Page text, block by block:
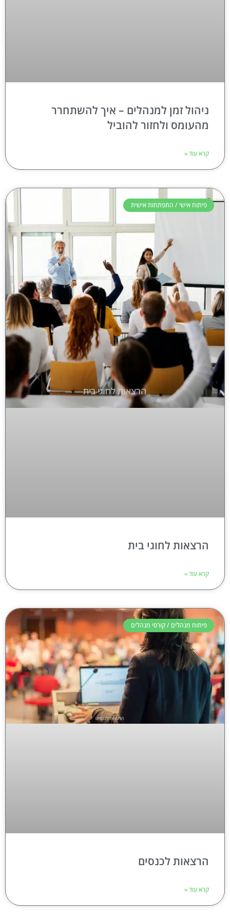
ניהול זמן למנהלים – איך להשתחרר
מהעומס ולחזור להוביל
קרא עוד »
פיתוח אישי / התפתחות אישית
הרצאות לחוגי בית
קרא עוד »
פיתוח מנהלים / קורסי מנהלים
הרצאות לכנסים
קרא עוד »